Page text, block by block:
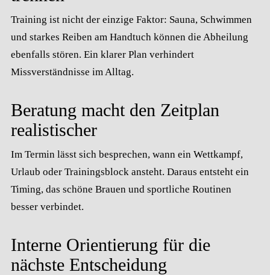
Training ist nicht der einzige Faktor: Sauna, Schwimmen
und starkes Reiben am Handtuch können die Abheilung
ebenfalls stören. Ein klarer Plan verhindert
Missverständnisse im Alltag.
Beratung macht den Zeitplan
realistischer
Im Termin lässt sich besprechen, wann ein Wettkampf,
Urlaub oder Trainingsblock ansteht. Daraus entsteht ein
Timing, das schöne Brauen und sportliche Routinen
besser verbindet.
Interne Orientierung für die
nächste Entscheidung